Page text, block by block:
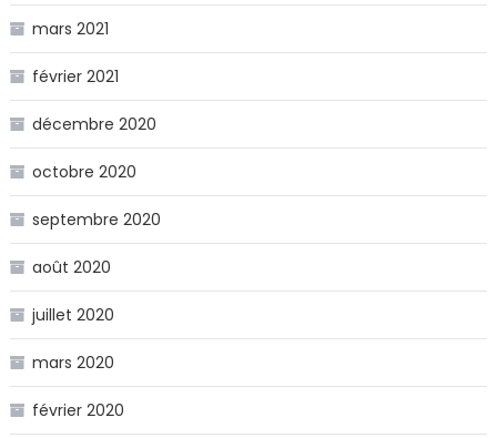
mars 2021
février 2021
décembre 2020
octobre 2020
septembre 2020
août 2020
juillet 2020
mars 2020
février 2020